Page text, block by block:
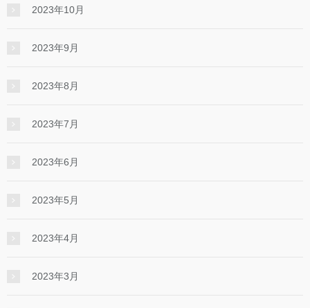
2023年10月
2023年9月
2023年8月
2023年7月
2023年6月
2023年5月
2023年4月
2023年3月